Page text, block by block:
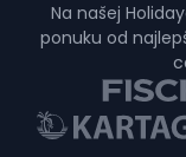
Na našej
ponuku od